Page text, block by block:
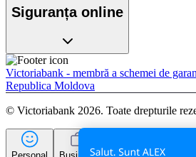
Siguranța online
Victoriabank - membră a schemei de
Republica Moldova
© Victoriabank 2026. Toate drepturile